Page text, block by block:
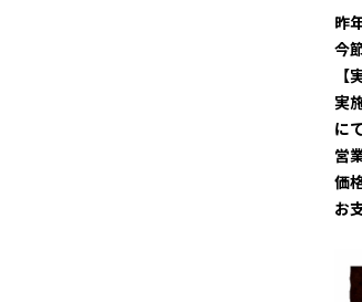
肖像権・ロゴについて
昨
今
【
実
に
営
価
お